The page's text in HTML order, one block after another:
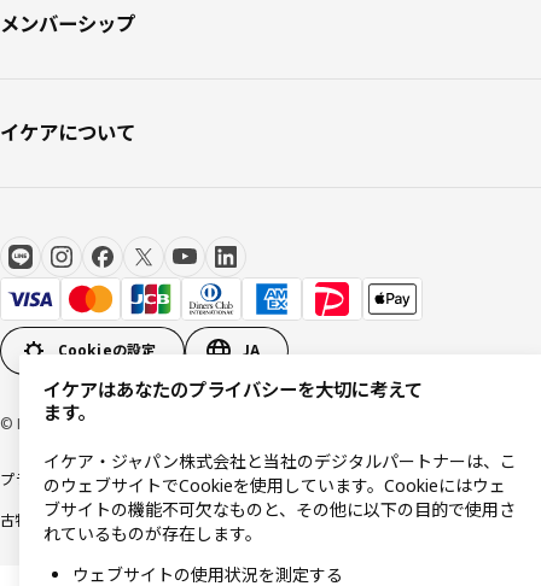
メンバーシップ
イケアについて
Cookieの設定 JA
© Inter IKEA Systems B.V 1999-2026
プライバシーポリシー 利用規約Cookieポリシー特定商取引法に基づく表記
古物営業法に基づく表記
イケアはあなたのプライバシーを大切に考えて
ます。
イケア・ジャパン株式会社と当社のデジタルパートナーは、こ
のウェブサイトでCookieを使用しています。Cookieにはウェ
ブサイトの機能不可欠なものと、その他に以下の目的で使用さ
れているものが存在します。
ウェブサイトの使用状況を測定する